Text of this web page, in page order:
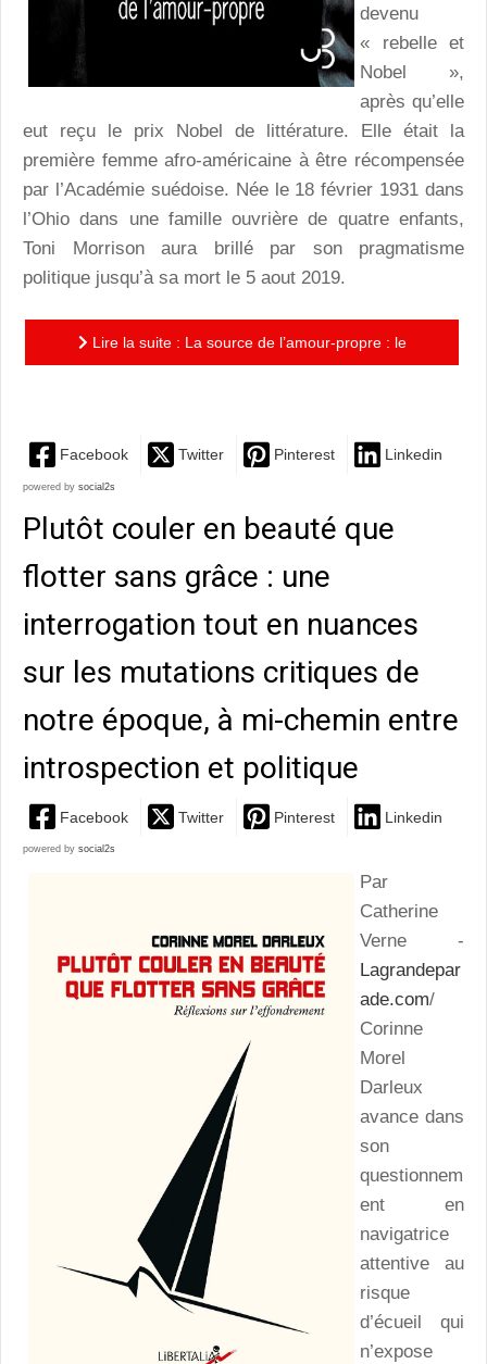
devenu
« rebelle et
Nobel »,
après qu’elle
eut reçu le prix Nobel de littérature. Elle était la
première femme afro-américaine à être récompensée
par l’Académie suédoise. Née le 18 février 1931 dans
l’Ohio dans une famille ouvrière de quatre enfants,
Toni Morrison aura brillé par son pragmatisme
politique jusqu’à sa mort le 5 aout 2019.
Lire la suite : La source de l’amour-propre : le
Facebook Twitter Pinterest Linkedin
powered by social2s
Plutôt couler en beauté que
flotter sans grâce : une
interrogation tout en nuances
sur les mutations critiques de
notre époque, à mi-chemin entre
introspection et politique
Facebook Twitter Pinterest Linkedin
powered by social2s
Par
Catherine
Verne -
Lagrandepar
ade.com/
Corinne
Morel
Darleux
avance dans
son
questionnem
ent en
navigatrice
attentive au
risque
d’écueil qui
n’expose